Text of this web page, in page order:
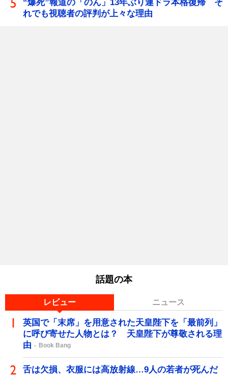
“爆死”報道の「のん」13年ぶり連ドラ本格復帰 そ
れでも視聴者の評判が上々な理由
話題の本
レビュー ニュース
英国で「末席」を用意された天皇陛下を「最前列」
に呼び寄せた人物とは？ 天皇陛下が尊敬される理
由
Book Bang
舌は欠損、衣服には高放射線…9人の若者が死んだ